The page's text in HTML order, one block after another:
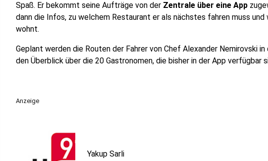
Spaß. Er bekommt seine Aufträge von der Zentrale über eine App
dann die Infos, zu welchem Restaurant er als nächstes fahren muss
wohnt.
Geplant werden die Routen der Fahrer von Chef Alexander Nemirovski
den Überblick über die 20 Gastronomen, die bisher in der App verfügbar
Anzeige
Yakup Sarli